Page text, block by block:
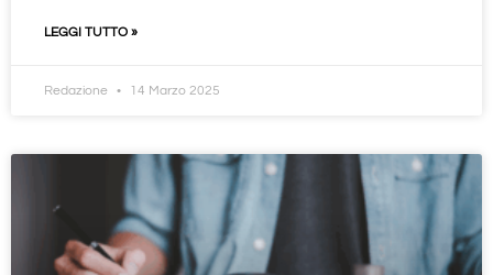
LEGGI TUTTO »
Redazione 14 Marzo 2025